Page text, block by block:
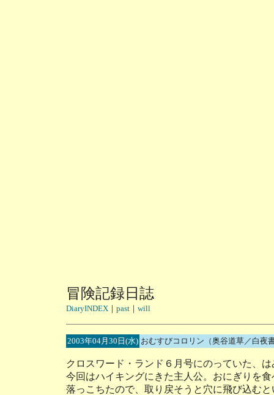
冒険記録日誌
DiaryINDEX｜ past｜ will
2003年04月30日(水) おむすびコロリン（奥谷道草／白夜
クロスワード・ランド６月号にのっていた、
今回はハイキングにきた主人公。おにぎりを
落っこちたので、取り戻そうと穴に飛び込む